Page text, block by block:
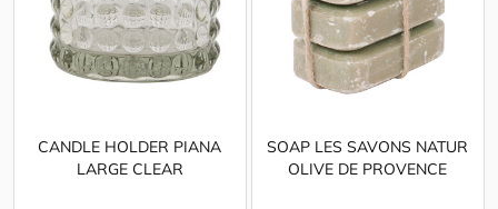
CANDLE HOLDER PIANA
LARGE CLEAR
SOAP LES SAVONS NATUR
OLIVE DE PROVENCE